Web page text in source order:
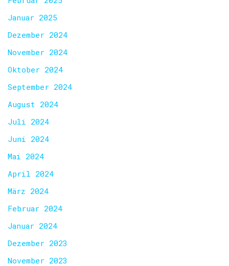
Januar 2025
Dezember 2024
November 2024
Oktober 2024
September 2024
August 2024
Juli 2024
Juni 2024
Mai 2024
April 2024
März 2024
Februar 2024
Januar 2024
Dezember 2023
November 2023